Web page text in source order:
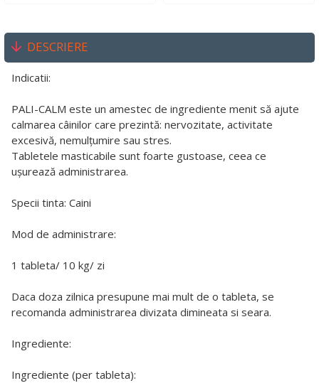
DESCRIERE
Indicatii:
PALI-CALM este un amestec de ingrediente menit să ajute
calmarea câinilor care prezintă: nervozitate, activitate
excesivă, nemulțumire sau stres.
Tabletele masticabile sunt foarte gustoase, ceea ce
ușurează administrarea.
Specii tinta: Caini
Mod de administrare:
1 tableta/ 10 kg/ zi
Daca doza zilnica presupune mai mult de o tableta, se
recomanda administrarea divizata dimineata si seara.
Ingrediente:
Ingrediente (per tableta):